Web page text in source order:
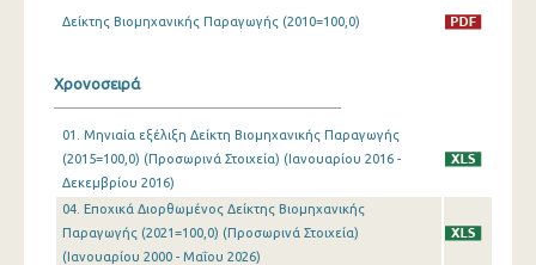
Ιουνίου 2024
Μαΐου 2024
Απριλίου 2024
Μαρτίου 2024
Δείκτης Βιομηχανικής Παραγωγής (2010=100,0)
Χρονοσειρά
01. Μηνιαία εξέλιξη Δείκτη Βιομηχανικής Παραγωγής
(2015=100,0) (Προσωρινά Στοιχεία) (Ιανουαρίου 2016 -
Δεκεμβρίου 2016)
04. Εποχικά Διορθωμένος Δείκτης Βιομηχανικής
Παραγωγής (2021=100,0) (Προσωρινά Στοιχεία)
(Ιανουαρίου 2000 - Μαΐου 2026)